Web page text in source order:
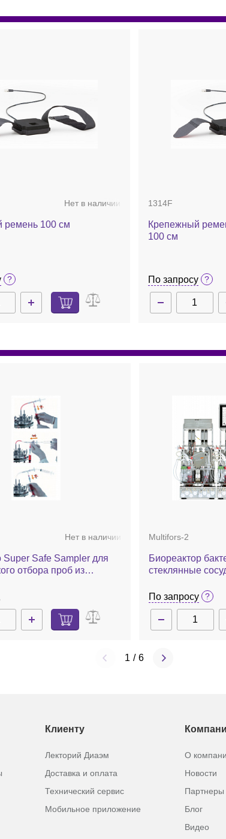
Нет в наличии
ремень 100 см
1314F
Крепежный
100 см
По запросу
Нет в наличии
Super Safe Sampler для
отбора проб из
Multifors-2
Биореактор
стеклянные
параллельного
контроль 24
По запросу
1 / 6
Клиенту
Лекторий Диаэм
Доставка и оплата
Технический сервис
Мобильное приложение
О
Новости
Партнеры
Блог
Видео